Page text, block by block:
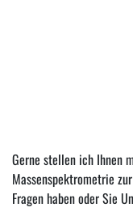
Gerne stellen ich Ihnen
Massenspektrometrie
Fragen haben oder Sie